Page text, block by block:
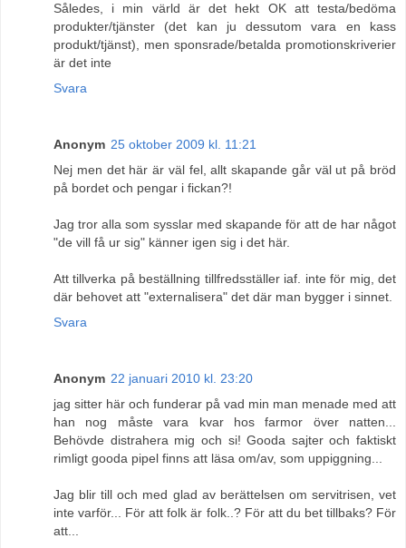
Således, i min värld är det hekt OK att testa/bedöma
produkter/tjänster (det kan ju dessutom vara en kass
produkt/tjänst), men sponsrade/betalda promotionskriverier
är det inte
Svara
Anonym 25 oktober 2009 kl. 11:21
Nej men det här är väl fel, allt skapande går väl ut på bröd
på bordet och pengar i fickan?!
Jag tror alla som sysslar med skapande för att de har något
"de vill få ur sig" känner igen sig i det här.
Att tillverka på beställning tillfredsställer iaf. inte för mig, det
där behovet att "externalisera" det där man bygger i sinnet.
Svara
Anonym 22 januari 2010 kl. 23:20
jag sitter här och funderar på vad min man menade med att
han nog måste vara kvar hos farmor över natten...
Behövde distrahera mig och si! Gooda sajter och faktiskt
rimligt gooda pipel finns att läsa om/av, som uppiggning...
Jag blir till och med glad av berättelsen om servitrisen, vet
inte varför... För att folk är folk..? För att du bet tillbaks? För
att...